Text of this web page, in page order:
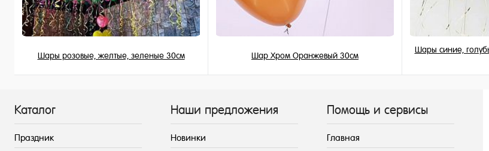
Шары розовые, желтые, зеленые 30см Шар Хром Оранжевый 30см
Шары синие,
Каталог
Праздник
Наши предложения
Новинки
Помощь и сервисы
Главная